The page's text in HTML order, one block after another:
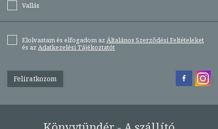
Vallás
Elolvastam és elfogadom az Általános Szerződési Feltételeket
és az Adatkezelési Tájékoztatót
Feliratkozom